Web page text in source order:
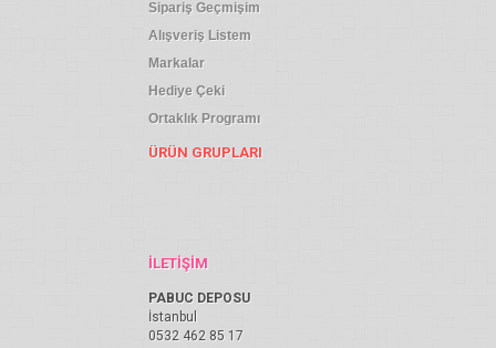
Sipariş Geçmişim
Alışveriş Listem
Markalar
Hediye Çeki
Ortaklık Programı
ÜRÜN GRUPLARI
İLETIŞIM
PABUC DEPOSU
İstanbul
0532 462 85 17